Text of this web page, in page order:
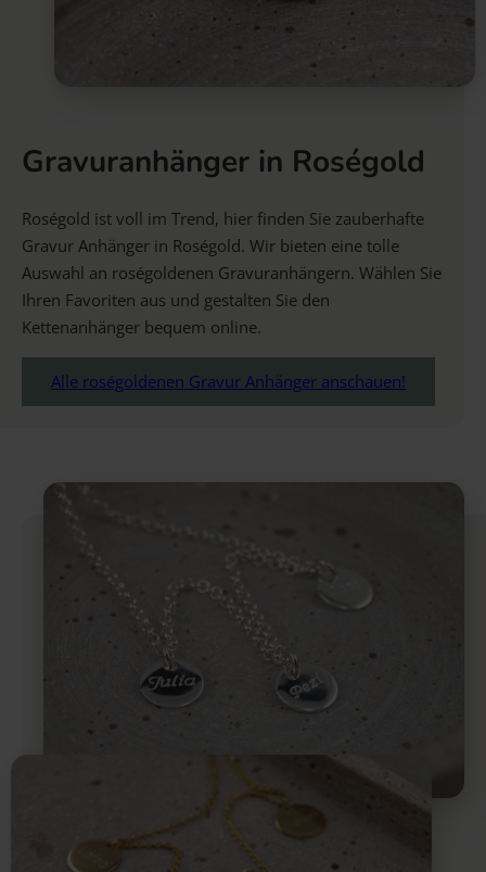
Gravuranhänger in Roségold
Roségold ist voll im Trend, hier finden Sie zauberhafte
Gravur Anhänger in Roségold. Wir bieten eine tolle
Auswahl an roségoldenen Gravuranhängern. Wählen Sie
Ihren Favoriten aus und gestalten Sie den
Kettenanhänger bequem online.
Alle roségoldenen Gravur Anhänger anschauen!